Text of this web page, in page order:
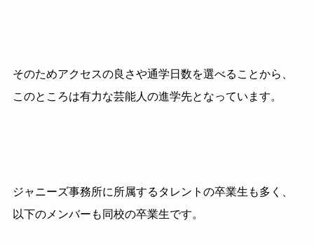
そのためアクセスの良さや通学日数を選べることから、
このところは有力な芸能人の進学先となっています。
ジャニーズ事務所に所属するタレントの卒業生も多く、
以下のメンバーも同校の卒業生です。